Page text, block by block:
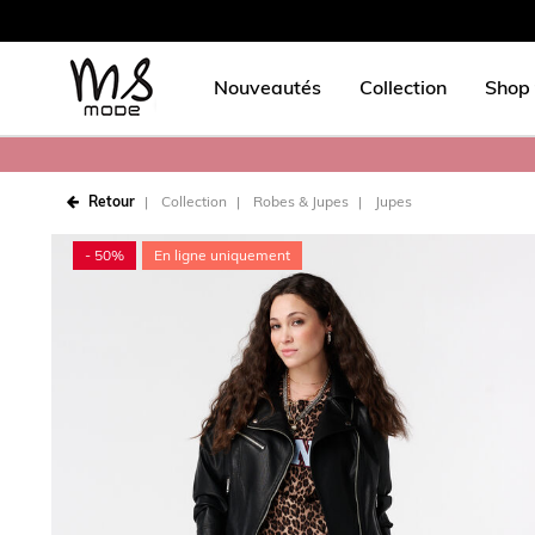
Nouveautés Collection
Retour Collection Robes & Jupes Jupes
- 50% En ligne uniquement